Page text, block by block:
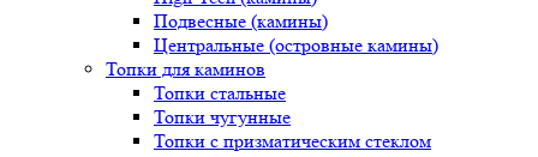
Подвесные (камины)
Центральные (островные камины)
Топки для каминов
Топки стальные
Топки чугунные
Топки с призматическим стеклом